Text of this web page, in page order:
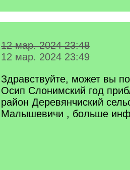
12 мар. 2024 23:48
12 мар. 2024 23:49
Здравствуйте, может вы
Осип Слонимский год
район Деревянчиский
Малышевичи , больше